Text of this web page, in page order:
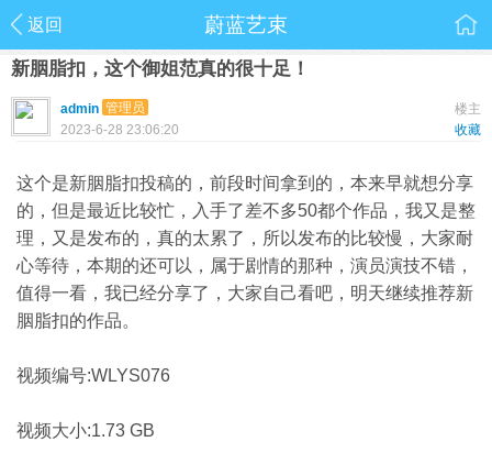
返回 蔚蓝艺束
新胭脂扣，这个御姐范真的很十足！
楼主
admin 管理员
收藏
2023-6-28 23:06:20
这个是新胭脂扣投稿的，前段时间拿到的，本来早就想分享
的，但是最近比较忙，入手了差不多50都个作品，我又是整
理，又是发布的，真的太累了，所以发布的比较慢，大家耐
心等待，本期的还可以，属于剧情的那种，演员演技不错，
值得一看，我已经分享了，大家自己看吧，明天继续推荐新
胭脂扣的作品。
视频编号:WLYS076
视频大小:1.73 GB